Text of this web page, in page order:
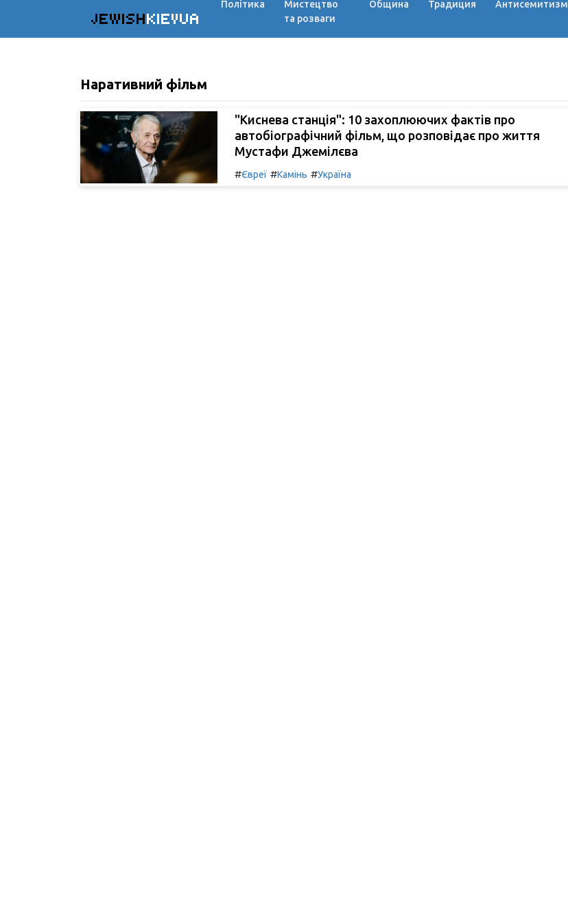
JEWISHKIEVUA
Політика
Мистецтво
та розваги
Община Традиция Антисемитизм
Наративний фільм
"Киснева станція": 10 захоплюючих фактів про
автобіографічний фільм, що розповідає про життя
Мустафи Джемілєва
#Євреї #Камінь #Україна